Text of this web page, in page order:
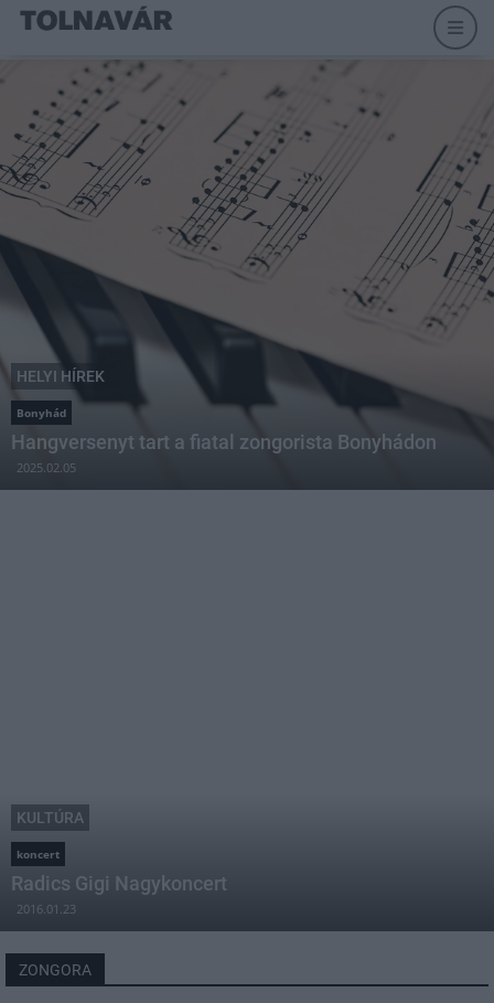
HELYI HÍREK
Bonyhád
Hangversenyt tart a fiatal zongorista Bonyhádon
2025.02.05
KULTÚRA
koncert
Radics Gigi Nagykoncert
2016.01.23
ZONGORA